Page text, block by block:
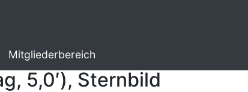
Mitgliederbereich
5,0′), Sternbild